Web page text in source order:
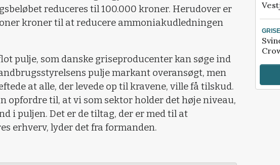
reduceres til 100.000 kroner. Herudover er
kroner til at reducere ammoniakudledningen
pulje, som danske griseproducenter kan søge ind
pulje markant overansøgt, men
at alle, der levede op til kravene, ville få tilskud.
opfordre til, at vi som sektor holder det høje niveau,
i puljen. Det er de tiltag, der er med til at
erhverv, lyder det fra formanden.
GRISE